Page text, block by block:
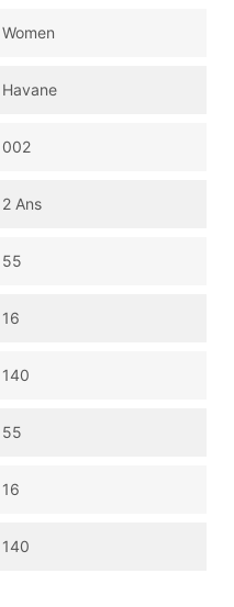
Women
Havane
002
2 Ans
55
16
140
55
16
140